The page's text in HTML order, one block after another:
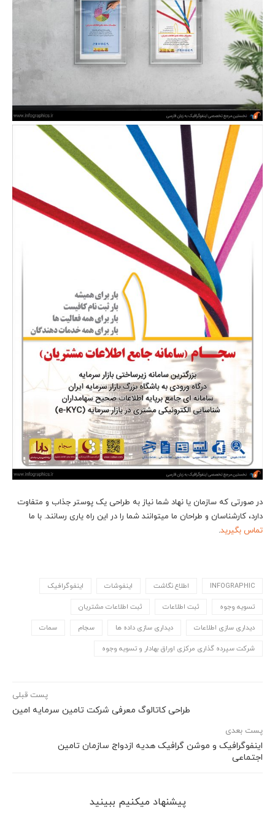
در صورتی که سازمان یا نهاد شما نیاز به طراحی یک پوستر جذاب و متفاوت
دارد، کارشناسان و طراحان ما می‎توانند شما را در این راه یاری رسانند. با ما
تماس بگیرید.
INFOGRAPHIC اطلاع نگاشت اینفوشات اینفوگرافیک
تسویه وجوه ثبت اطلاعات ثبت اطلاعات مشتریان
دیداری سازی اطلاعات دیداری سازی داده ها سجام سمات
شركت سپرده گذاری مركزی اوراق بهادار و تسویه وجوه
پست قبلی
طراحی کاتالوگ معرفی شرکت تامین سرمایه امین
پست بعدی
اینفوگرافیک و موشن گرافیک هدیه ازدواج سازمان تامین
اجتماعی
پیشنهاد می‎کنیم ببینید